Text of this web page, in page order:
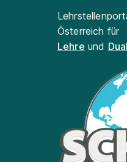
Österreich für
Lehre und